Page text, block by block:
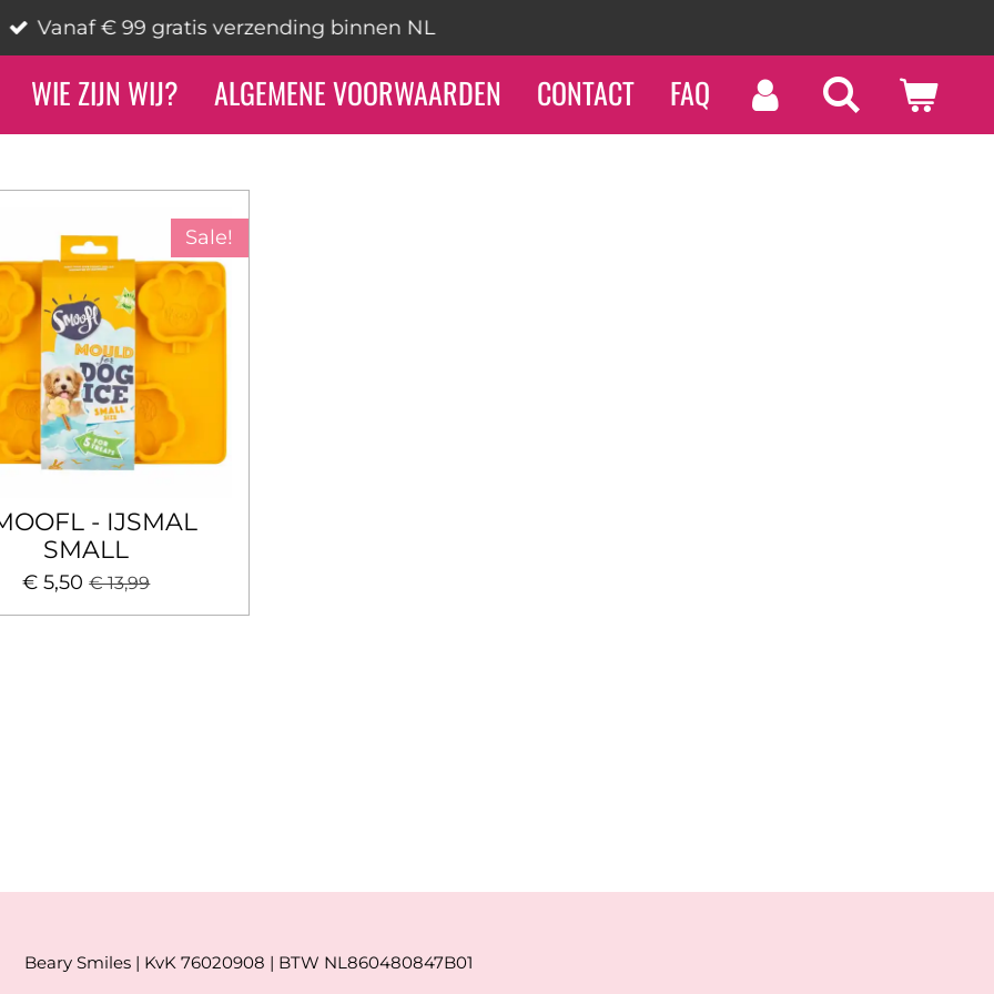
Op werkdagen vóór 14u besteld
WIE ZIJN WIJ? ALGEMENE VOORWAARDEN CONTACT FAQ
Sale!
- IJSMAL
SMALL
€ 5,50 € 13,99
Beary Smiles | KvK 76020908 | BTW NL860480847B01